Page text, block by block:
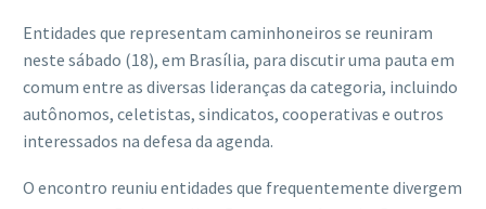
Entidades que representam caminhoneiros se reuniram
neste sábado (18), em Brasília, para discutir uma pauta em
comum entre as diversas lideranças da categoria, incluindo
autônomos, celetistas, sindicatos, cooperativas e outros
interessados na defesa da agenda.
O encontro reuniu entidades que frequentemente divergem